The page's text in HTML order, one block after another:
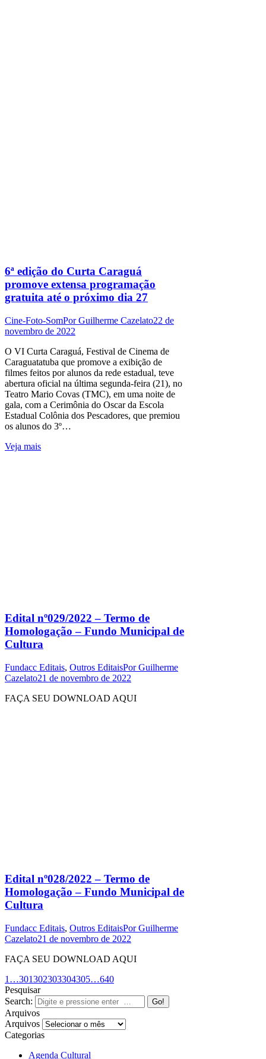
6ª edição do Curta Caraguá
promove extensa programação
gratuita até o próximo dia 27
Cine-Foto-SomPorGuilherme Cazelato22 de
novembro de 2022
O VI Curta Caraguá, Festival de Cinema de
Caraguatatuba que promove a exibição de
filmes feitos por alunos da rede estadual, teve
abertura oficial na última segunda-feira (21), no
Teatro Mario Covas (TMC), em uma noite de
gala, com a Cerimônia do Oscar da Escola
Estadual Colônia dos Pescadores, que premiou
os alunos do 3º…
Veja mais
Edital nº029/2022 – Termo de
Homologação – Fundo Municipal de
Cultura
Fundacc Editais, Outros EditaisPorGuilherme
Cazelato21 de novembro de 2022
FAÇA SEU DOWNLOAD AQUI
Edital nº028/2022 – Termo de
Homologação – Fundo Municipal de
Cultura
Fundacc Editais, Outros EditaisPorGuilherme
Cazelato21 de novembro de 2022
FAÇA SEU DOWNLOAD AQUI
1 …301302303304305…640
Pesquisar
Search:
Arquivos
Arquivos
Categorias
Agenda Cultural